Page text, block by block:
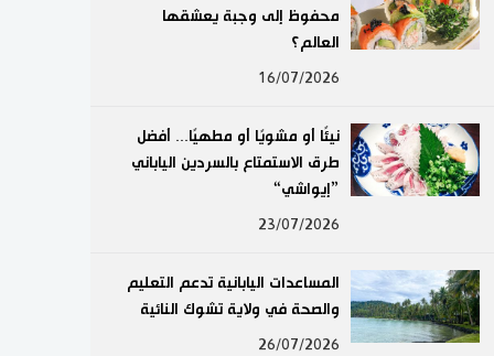
لايف ستايل
إعلان
محفوظ إلى وجبة يعشقها
العالم؟
16/07/2026
نيئًا أو مشويًا أو مطهيًا... أفضل
طرق الاستمتاع بالسردين الياباني
”إيواشي“
23/07/2026
المساعدات اليابانية تدعم التعليم
والصحة في ولاية تشوك النائية
26/07/2026